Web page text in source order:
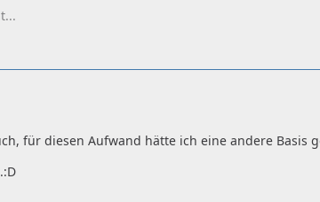
für diesen Aufwand hätte ich eine andere